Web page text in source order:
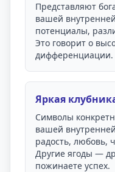
Представляют
вашей
потенциалы,
Это говорит о
дифференциации.
Яркая
Символы
вашей
радость, любовь,
Другие ягоды —
пожинаете успех.